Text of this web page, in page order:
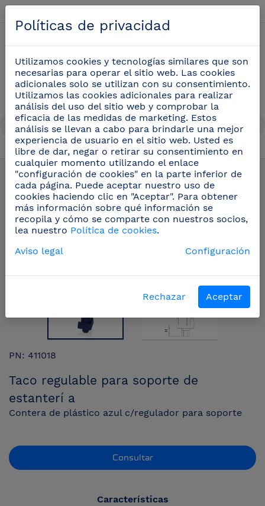
Accesorios para estanterías inox (18)
PN: 411018
Taco regulable para soporte de
estanterí a
Contera de plástico azul c/regulador para soporte
Consultar
Características
Políticas de privacidad
Utilizamos cookies y tecnologías similares que son
necesarias para operar el sitio web. Las cookies
adicionales solo se utilizan con su consentimiento.
Utilizamos las cookies adicionales para realizar
análisis del uso del sitio web y comprobar la
eficacia de las medidas de marketing. Estos
análisis se llevan a cabo para brindarle una mejor
experiencia de usuario en el sitio web. Usted es
libre de dar, negar o retirar su consentimiento en
cualquier momento utilizando el enlace
"configuración de cookies" en la parte inferior de
cada página. Puede aceptar nuestro uso de
cookies haciendo clic en "Aceptar". Para obtener
más información sobre qué información se
recopila y cómo se comparte con nuestros socios,
lea nuestro Política de cookies.
Aviso legal
Configuración
Rechazar Aceptar